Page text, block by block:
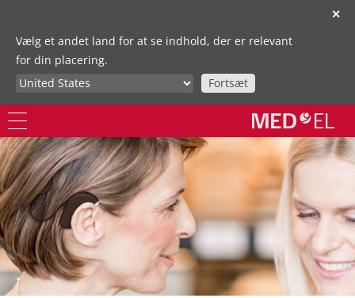
✕
Vælg et andet land for at se indhold, der er relevant
for din placering.
Fortsæt